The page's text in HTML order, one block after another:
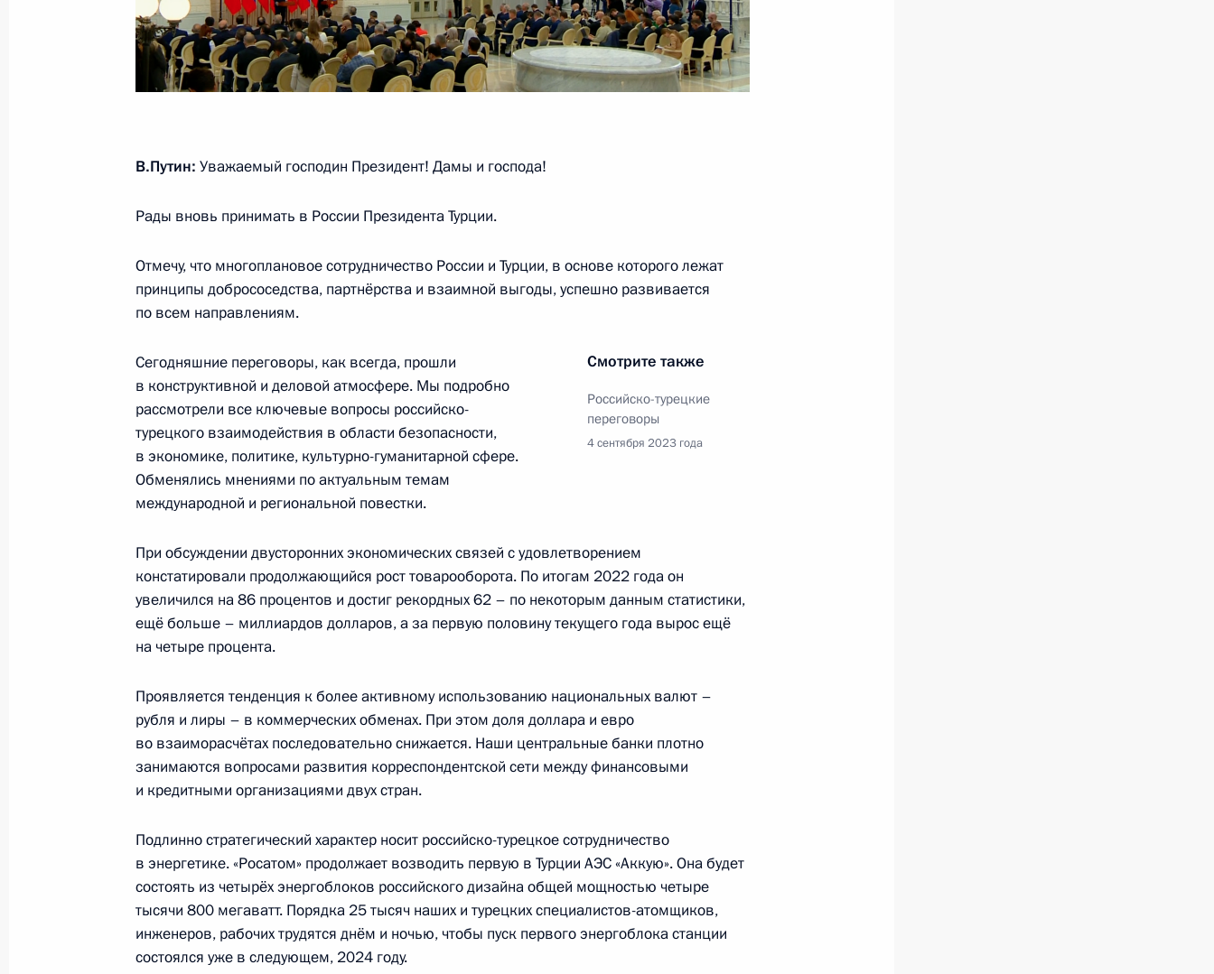
Пресс-конференция по итогам российско-турецких переговоров
4 сентября 2023 года, 17:05 Сочи
12 29м
Российско-турецкие переговоры
2 сентября 2023 года, суббота
Владимир Путин посетил село Тургиново
1 сентября 2023 года, пятница
Открытый урок «Разговор о важном»
1 сентября 2023 года, 17:50 Московская область, Солнечногорск
Церемония открытия новых общеобразовательных учреждений
в регионах России
1 сентября 2023 года, 15:35 Московская область, Солнечногорск
4 сентября в Сочи состоятся переговоры Владимира Путина
с Президентом Турецкой Республики Реджепом Тайипом
Эрдоганом
1 сентября 2023 года, 15:00
Церемония по случаю начала строительства в Киргизии трёх
школ с обучением на русском языке
1 сентября 2023 года, 14:20 Московская область, Солнечногорск
В.Путин: Уважаемый господин Президент! Дамы и господа!
Рады вновь принимать в России Президента Турции.
Отмечу, что многоплановое сотрудничество России и Турции, в основе которого лежат
принципы добрососедства, партнёрства и взаимной выгоды, успешно развивается
по всем направлениям.
Смотрите также
Российско-турецкие
переговоры
4 сентября 2023 года
Сегодняшние переговоры, как всегда, прошли
в конструктивной и деловой атмосфере. Мы подробно
рассмотрели все ключевые вопросы российско-
турецкого взаимодействия в области безопасности,
в экономике, политике, культурно-гуманитарной сфере.
Обменялись мнениями по актуальным темам
международной и региональной повестки.
При обсуждении двусторонних экономических связей с удовлетворением
констатировали продолжающийся рост товарооборота. По итогам 2022 года он
увеличился на 86 процентов и достиг рекордных 62 – по некоторым данным статистики,
ещё больше – миллиардов долларов, а за первую половину текущего года вырос ещё
на четыре процента.
Проявляется тенденция к более активному использованию национальных валют –
рубля и лиры – в коммерческих обменах. При этом доля доллара и евро
во взаиморасчётах последовательно снижается. Наши центральные банки плотно
занимаются вопросами развития корреспондентской сети между финансовыми
и кредитными организациями двух стран.
Подлинно стратегический характер носит российско-турецкое сотрудничество
в энергетике. «Росатом» продолжает возводить первую в Турции АЭС «Аккую». Она будет
состоять из четырёх энергоблоков российского дизайна общей мощностью четыре
тысячи 800 мегаватт. Порядка 25 тысяч наших и турецких специалистов-атомщиков,
инженеров, рабочих трудятся днём и ночью, чтобы пуск первого энергоблока станции
состоялся уже в следующем, 2024 году.